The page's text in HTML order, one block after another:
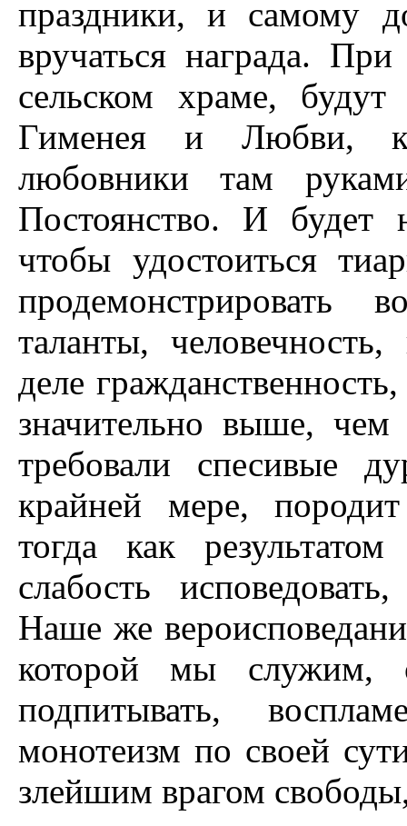
праздники, и самому
вручаться награда.
сельском храме,
Гименея и Любви,
любовники там
Постоянство. И будет
чтобы удостоиться
продемонстрировать
таланты,
деле
значительно выше, чем
требовали спесивые
крайней мере,
тогда как
слабость
Наше же
которой мы служим,
подпитывать,
монотеизм по своей
злейшим врагом